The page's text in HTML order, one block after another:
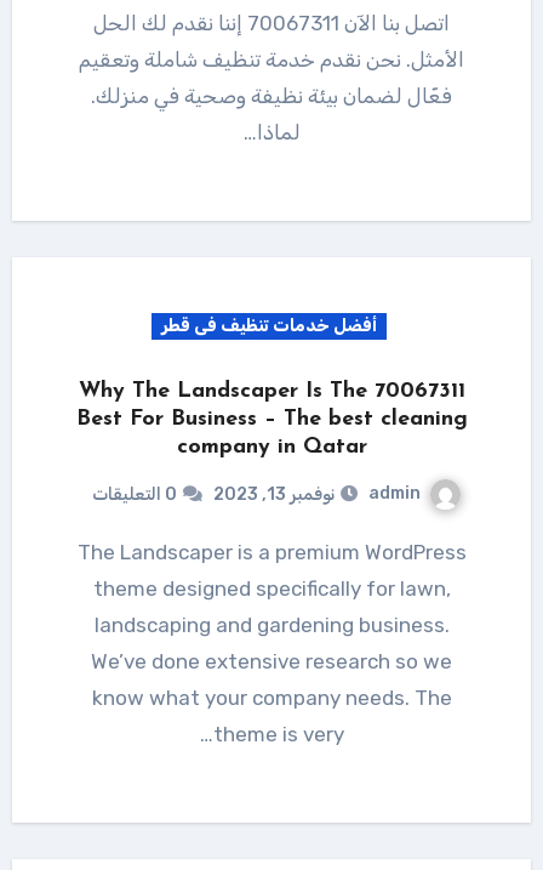
اتصل بنا الآن 70067311 إننا نقدم لك الحل
الأمثل. نحن نقدم خدمة تنظيف شاملة وتعقيم
فعّال لضمان بيئة نظيفة وصحية في منزلك.
لماذا…
أفضل خدمات تنظيف فى قطر
70067311 Why The Landscaper Is The
Best For Business – The best cleaning
company in Qatar
admin نوفمبر 13, 2023 0 التعليقات
The Landscaper is a premium WordPress
theme designed specifically for lawn,
landscaping and gardening business.
We’ve done extensive research so we
know what your company needs. The
theme is very…